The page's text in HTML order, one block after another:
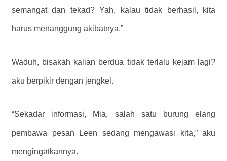
semangat dan tekad? Yah, kalau tidak berhasil, kita
harus menanggung akibatnya.”
Waduh, bisakah kalian berdua tidak terlalu kejam lagi?
aku berpikir dengan jengkel.
“Sekadar informasi, Mia, salah satu burung elang
pembawa pesan Leen sedang mengawasi kita,” aku
mengingatkannya.